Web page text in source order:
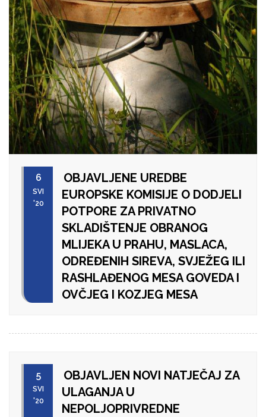
6
SVI
'20
OBJAVLJENE UREDBE
EUROPSKE KOMISIJE O DODJELI
POTPORE ZA PRIVATNO
SKLADIŠTENJE OBRANOG
MLIJEKA U PRAHU, MASLACA,
ODREĐENIH SIREVA, SVJEŽEG ILI
RASHLAĐENOG MESA GOVEDA I
OVČJEG I KOZJEG MESA
5
SVI
'20
OBJAVLJEN NOVI NATJEČAJ ZA
ULAGANJA U
NEPOLJOPRIVREDNE